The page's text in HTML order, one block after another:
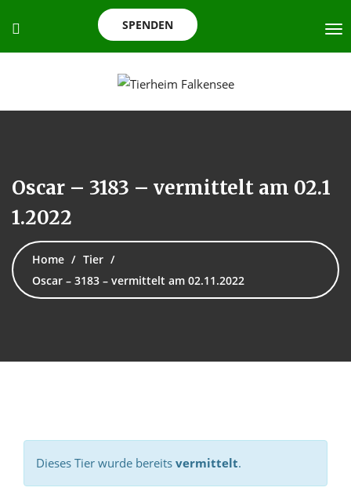
SPENDEN
Oscar – 3183 – vermittelt am 02.1
1.2022
Home
Tier
Oscar – 3183 – vermittelt am 02.11.2022
Dieses Tier wurde bereits vermittelt.